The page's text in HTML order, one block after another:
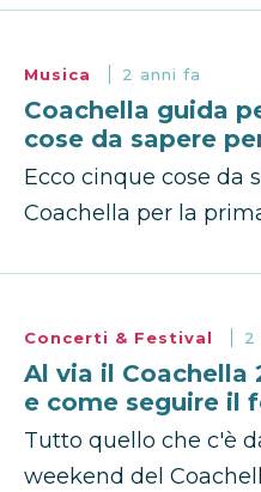
Musica 2 anni fa
Coachella guida
cose da sapere
Ecco cinque cose da
Coachella per la
Concerti & Festival 2
Al via il Coachella
e come seguire il
Tutto quello che c'è
weekend del